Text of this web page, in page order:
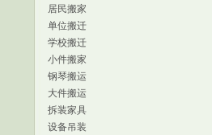
居民搬家
单位搬迁
学校搬迁
小件搬家
钢琴搬运
大件搬运
拆装家具
设备吊装